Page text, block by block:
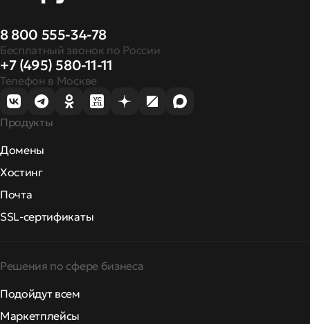
8 800 555-34-78
Бесплатный звонок по России
+7 (495) 580-11-11
Телефон в Москве
Продукты
Домены
Хостинг
Почта
SSL-сертификаты
Решения по сфере бизнеса
Подойдут всем
Маркетплейсы